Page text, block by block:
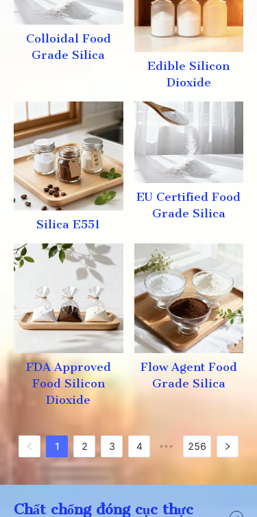
Colloidal Food
Grade Silica
Edible Silicon
Dioxide
Silica E551
EU Certified Food
Grade Silica
FDA Approved
Food Silicon
Dioxide
Flow Agent Food
Grade Silica
1 2 3 4 ••• 256
Chất chống đóng cục thực